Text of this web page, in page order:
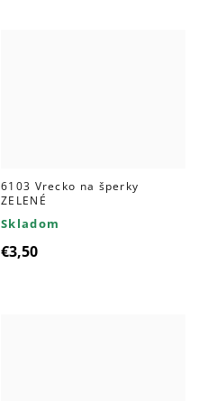
6103 Vrecko na šperky
ZELENÉ
Skladom
€3,50